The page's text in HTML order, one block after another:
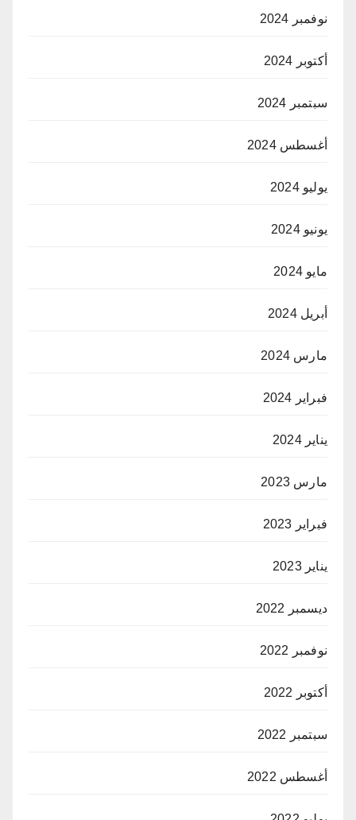
نوفمبر 2024
أكتوبر 2024
سبتمبر 2024
أغسطس 2024
يوليو 2024
يونيو 2024
مايو 2024
أبريل 2024
مارس 2024
فبراير 2024
يناير 2024
مارس 2023
فبراير 2023
يناير 2023
ديسمبر 2022
نوفمبر 2022
أكتوبر 2022
سبتمبر 2022
أغسطس 2022